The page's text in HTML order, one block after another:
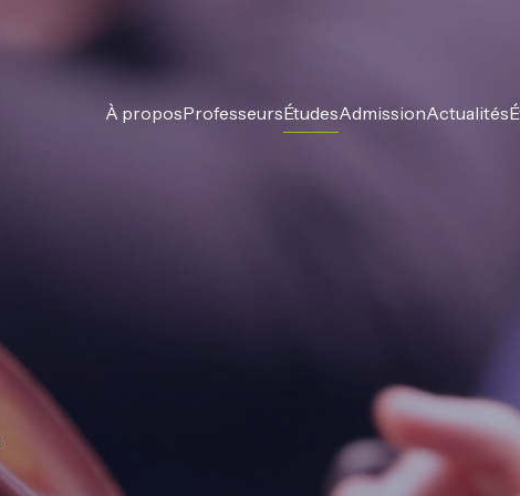
À proposProfesseursÉtudesAdmissionActualités